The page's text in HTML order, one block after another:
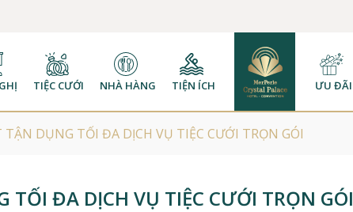
TIỆC CƯỚI NHÀ HÀNG TIỆN ÍCH ƯU ĐÃI
TẬN DỤNG TỐI ĐA DỊCH VỤ TIỆC CƯỚI TRỌN GÓI
TỐI ĐA DỊCH VỤ TIỆC CƯỚI TRỌN GÓI